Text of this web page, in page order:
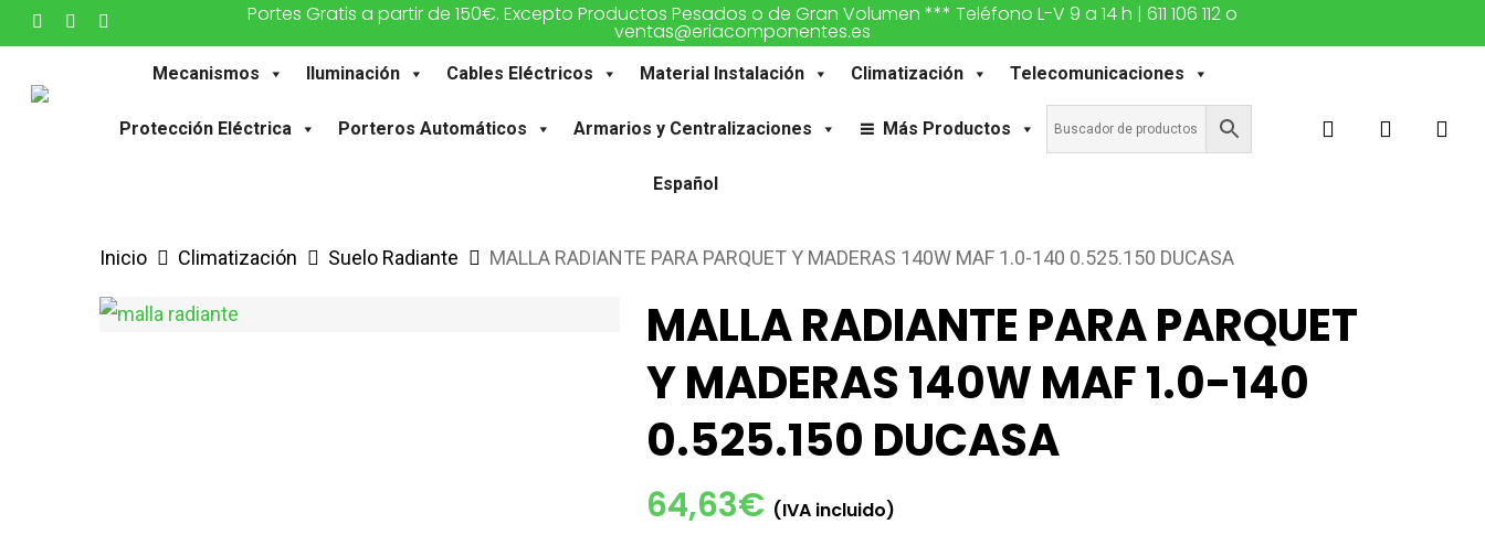
Saltar
al
contenido
Portes Gratis a partir de 150€. Excepto Productos Pesados o de Gran Volumen *** Teléfono L-V 9 a 14 h | 611 106 112 o
ventas@eriacomponentes.es
Mecanismos Iluminación Cables Eléctricos Material Instalación Climatización Telecomunicaciones
Protección Eléctrica Porteros Automáticos Armarios y Centralizaciones Más Productos
Español
buscar account
Inicio Climatización Suelo Radiante MALLA RADIANTE PARA PARQUET Y MADERAS 140W MAF 1.0-140 0.525.150 DUCASA
MALLA RADIANTE PARA PARQUET
Y MADERAS 140W MAF 1.0-140
0.525.150 DUCASA
64,63€ (IVA incluido)